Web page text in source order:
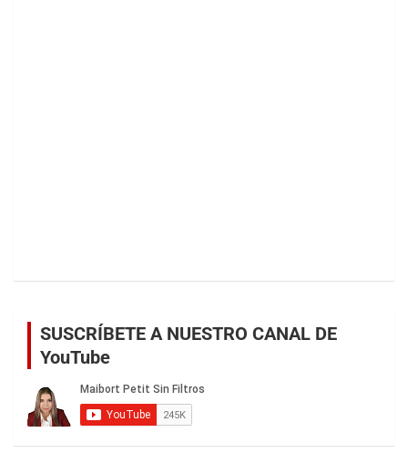
SUSCRÍBETE A NUESTRO CANAL DE
YouTube